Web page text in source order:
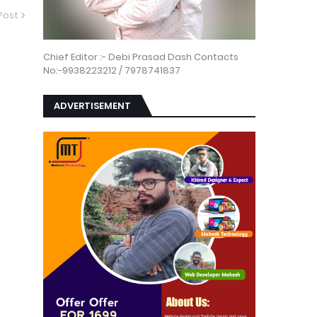
Chief Editor :- Debi Prasad Dash Contacts
No:-9938223212 / 7978741837
ADVERTISEMENT